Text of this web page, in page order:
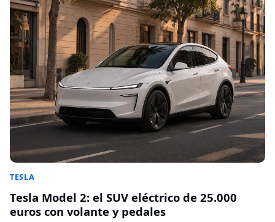
TESLA
Tesla Model 2: el SUV eléctrico de 25.000
euros con volante y pedales